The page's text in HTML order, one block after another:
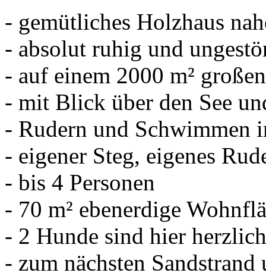
- gemütliches Holzhaus
- absolut ruhig und
- auf einem 2000 m²
- mit Blick über den See
- Rudern und Schwimmen
- eigener Steg, eigenes
- bis 4 Personen
- 70 m² ebenerdige
- 2 Hunde sind hier
- zum nächsten